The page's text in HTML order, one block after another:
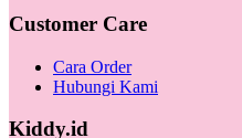
Customer Care
Cara Order
Hubungi Kami
Kiddy.id